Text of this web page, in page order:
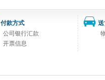
付款方式
公司银行汇款
开票信息